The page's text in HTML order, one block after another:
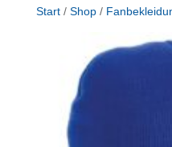
Start/ Shop/